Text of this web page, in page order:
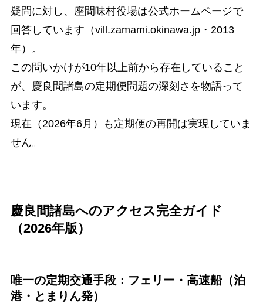
疑問に対し、座間味村役場は公式ホームページで
回答しています（vill.zamami.okinawa.jp・2013
年）。
この問いかけが10年以上前から存在していること
が、慶良間諸島の定期便問題の深刻さを物語って
います。
現在（2026年6月）も定期便の再開は実現していま
せん。
慶良間諸島へのアクセス完全ガイド
（2026年版）
唯一の定期交通手段：フェリー・高速船（泊
港・とまりん発）